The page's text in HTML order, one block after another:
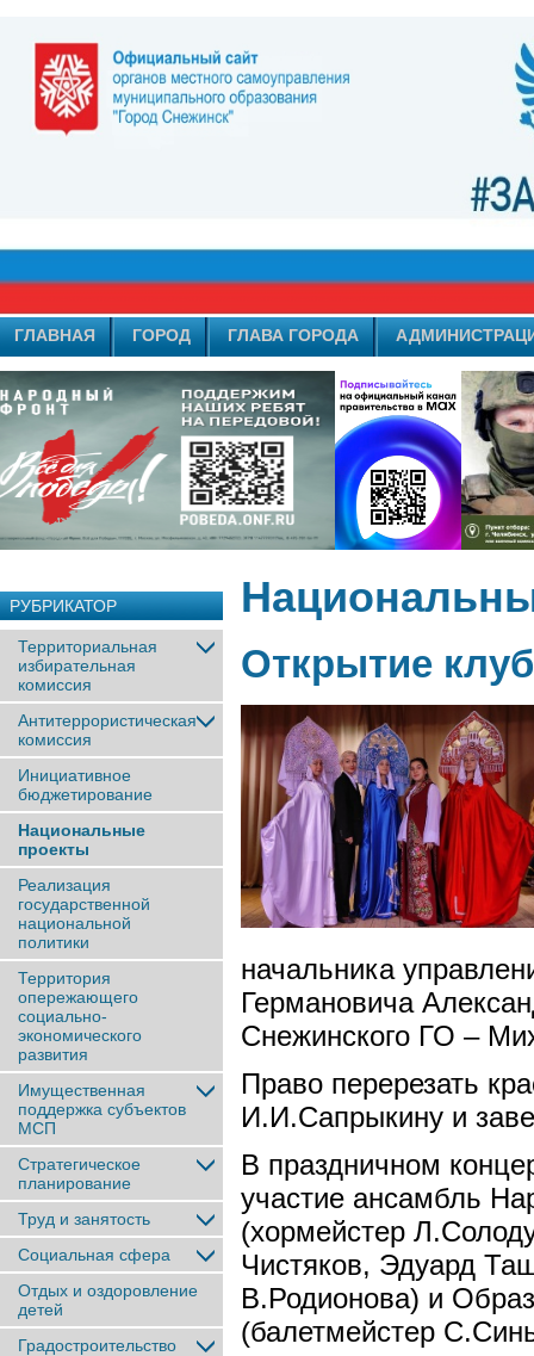
ГЛАВНАЯ ГОРОД ГЛАВА ГОРОДА
РУБРИКАТОР
Территориальная
избирательная
комиссия
Антитеррористическая
комиссия
Инициативное
бюджетирование
Национальные
проекты
Реализация
государственной
национальной
политики
Территория
опережающего
социально-
экономического
развития
Имущественная
поддержка субъектов
МСП
Стратегическое
планирование
Труд и занятость
Социальная сфера
Отдых и оздоровление
детей
Градостроительство
Открытие
начальника
Германовича
Снежинского ГО –
Право перерезать
И.И.Сапрыкину и
В праздничном
участие ансамбль
(хормейстер
Чистяков, Эдуард
В.Родионова) и
(балетмейстер